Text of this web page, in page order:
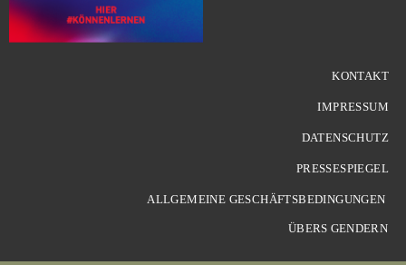
KONTAKT
IMPRESSUM
DATENSCHUTZ
PRESSESPIEGEL
ALLGEMEINE GESCHÄFTSBEDINGUNGEN
ÜBERS GENDERN